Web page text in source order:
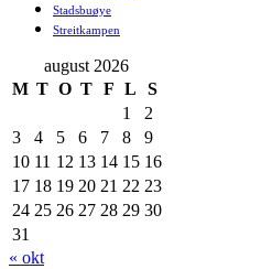
Stadsbuøye
Streitkampen
august 2026
M T O T F L
S
1
2
3
4 5 6 7 8
9
10 11 12 13 14 15 16
17 18 19 20 21 22 23
24 25 26 27 28 29 30
31
« okt